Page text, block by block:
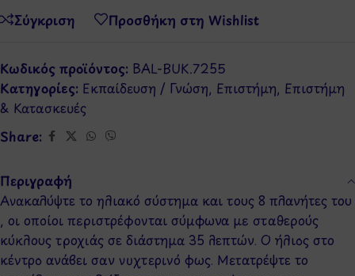
Σύγκριση
Προσθήκη στη Wishlist
Κωδικός προϊόντος: BAL-BUK.7255
Κατηγορίες: Εκπαίδευση / Γνώση, Επιστήμη, Επιστήμη
& Κατασκευές
Share:
Περιγραφή
Ανακαλύψτε το ηλιακό σύστημα και τους 8 πλανήτες του
, οι οποίοι περιστρέφονται σύμφωνα με σταθερούς
κύκλους τροχιάς σε διάστημα 35 λεπτών. Ο ήλιος στο
κέντρο ανάβει σαν νυχτερινό φως. Μετατρέψτε το